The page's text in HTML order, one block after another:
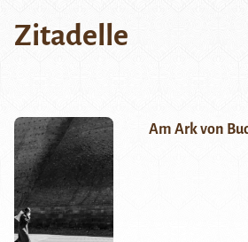
Zitadelle
Am Ark von